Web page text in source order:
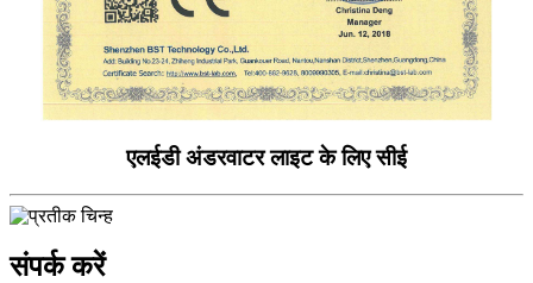
एलईडी अंडरवाटर लाइट के लिए सीई
संपर्क करें